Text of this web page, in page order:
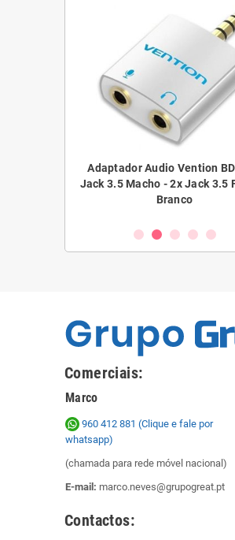
Adaptador Audio Vention
Jack 3.5 Macho - 2x Jack 3.5
Branco
Comerciais:
Marco
960 412 881 (Clique e fale por
whatsapp)
(chamada para rede móvel nacional)
E-mail: marco.neves@grupogreat.pt
Contactos: